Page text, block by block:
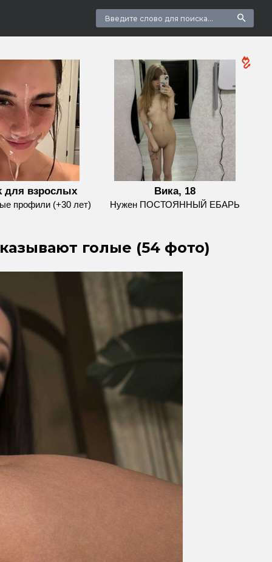
для взрослых
профили (+30 лет)
Вика, 18
Нужен ПОСТОЯННЫЙ ЕБАРЬ
голые (54 фото)